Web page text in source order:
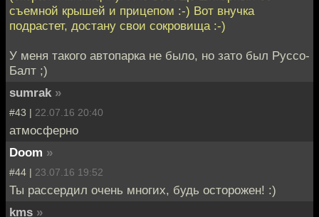
съемной крышей и прицепом :-) Вот внучка
подрастет, достану свои сокровища :-)
У меня такого автопарка не было, но зато был Руссо-
Балт ;)
sumrаk »
#43 | 22.07.16 20:40
атмосферно
Doom »
#44 | 23.07.16 19:52
Ты рассердил очень многих, будь осторожен! :)
kms »